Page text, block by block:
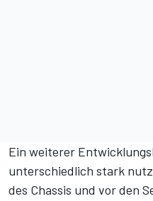
Ein weiterer
unterschiedlich stark
des Chassis und vor den